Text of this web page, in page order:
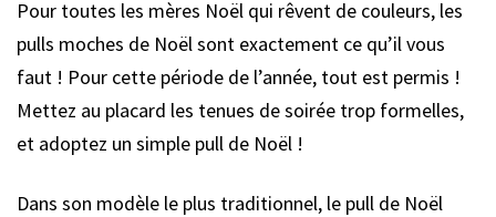
Pour toutes les mères Noël qui rêvent de couleurs, les
pulls moches de Noël sont exactement ce qu’il vous
faut ! Pour cette période de l’année, tout est permis !
Mettez au placard les tenues de soirée trop formelles,
et adoptez un simple pull de Noël !
Dans son modèle le plus traditionnel, le pull de Noël